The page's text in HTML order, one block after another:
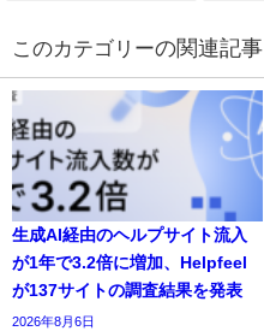
の関連記事
生成AI経由のヘルプサイト流入
が1年で3.2倍に増加、Helpfeel
が137サイトの調査結果を発表
2026年8月6日